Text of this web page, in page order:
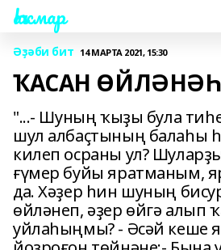
Һаҡмар
Әҙәби бит 14 МАРТА 2021, 15:30
ҠАСАН
"...- Шуның ҡыҙы була
шул албаҫтының балаһы
килеп осраны ул?
ғүмер буйы яратманым,
да. Хәҙер һин шуның
өйләнеп, әҙер өйгә алып
уйлаһыңмы? - Әсәй кеше